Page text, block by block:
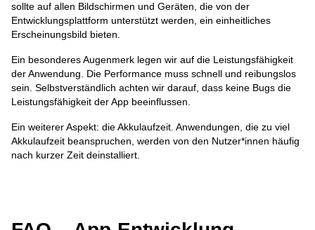
sollte auf allen Bildschirmen und Geräten, die von der
Entwicklungsplattform unterstützt werden, ein einheitliches
Erscheinungsbild bieten.
Ein besonderes Augenmerk legen wir auf die Leistungsfähigkeit
der Anwendung. Die Performance muss schnell und reibungslos
sein. Selbstverständlich achten wir darauf, dass keine Bugs die
Leistungsfähigkeit der App beeinflussen.
Ein weiterer Aspekt: die Akkulaufzeit. Anwendungen, die zu viel
Akkulaufzeit beanspruchen, werden von den Nutzer*innen häufig
nach kurzer Zeit deinstalliert.